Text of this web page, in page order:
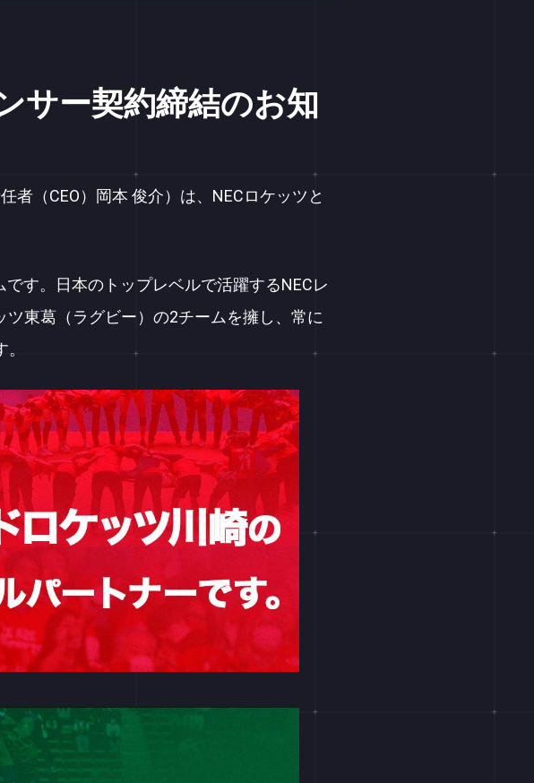
サー契約締結のお知
（CEO）岡本 俊介）は、NECロケッツと
す。日本のトップレベルで活躍するNECレ
東葛（ラグビー）の2チームを擁し、常に